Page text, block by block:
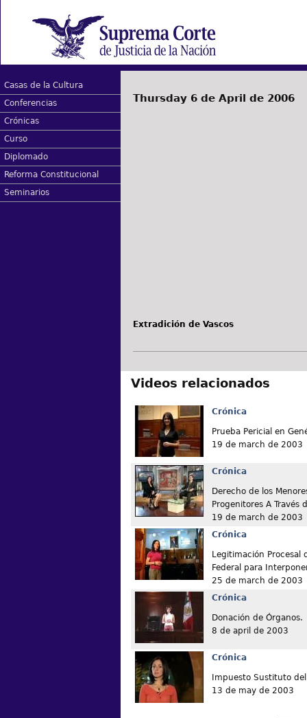
Casas de la Cultura
Conferencias
Crónicas
Curso
Diplomado
Reforma Constitucional
Seminarios
Thursday 6 de April de 2006
Extradición de Vascos
Videos relacionados
Crónica
Prueba Pericial en
19 de march de 2003
Crónica
Derecho de los
Progenitores A Través
19 de march de 2003
Crónica
Legitimación Procesal
Federal para
25 de march de 2003
Crónica
Donación de Órganos.
8 de april de 2003
Crónica
Impuesto Sustituto
13 de may de 2003